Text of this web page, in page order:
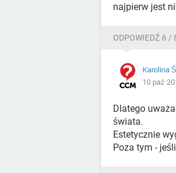
najpierw jest
ODPOWIEDŹ 6 /
Karolina
10 paź
Dlatego
świata.
Estetycznie
Poza tym -